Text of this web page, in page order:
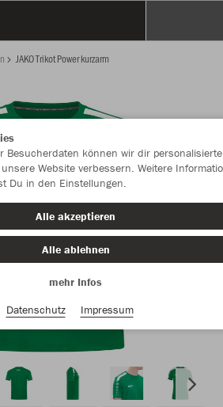
JAKO Trikot Power kurzarm
Besucherdaten können wir dir personalisierte
Website verbessern. Weitere
Du in den Einstellungen.
Alle akzeptieren
Alle ablehnen
mehr Infos
Datenschutz
Impressum